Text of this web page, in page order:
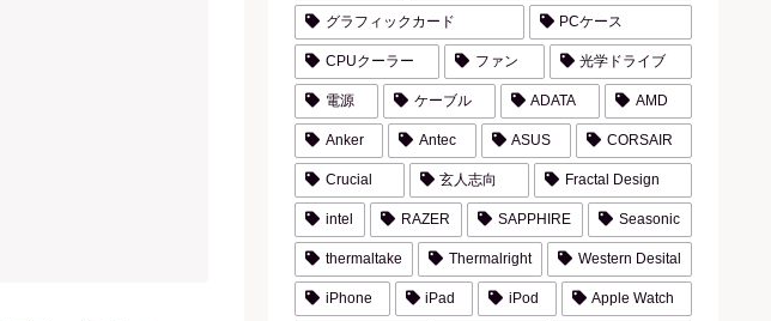
グラフィックカード PCケース
CPUクーラー ファン 光学ドライブ
電源 ケーブル ADATA AMD
Anker Antec ASUS CORSAIR
Crucial 玄人志向 Fractal Design
intel RAZER SAPPHIRE Seasonic
thermaltake Thermalright Western Desital
iPhone iPad iPod Apple Watch